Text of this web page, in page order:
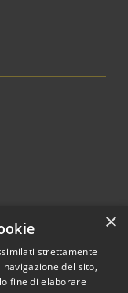
×
strettamente
del sito,
fine di elaborare